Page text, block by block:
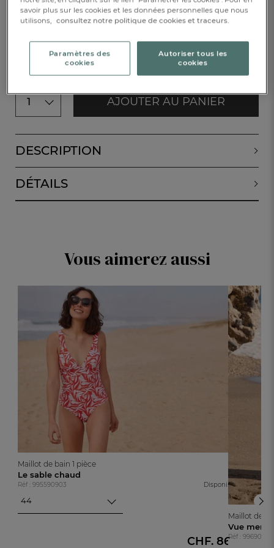
Disponible
CHF. 86.-
1 AJOUTER AU PANIER
DESCRIPTION
DÉTAILS
Vous aimerez aussi
Maillot de bain 1 pièce
Le sable chaud
Réf : 995590903 Disponible
44
CHF. 86.-
Maillot de
Vue mer
Réf :
savoir plus sur les cookies et les données personnelles que nous
utilisons, consultez notre politique de cookies et traceurs.
Paramètres des
cookies
Autoriser tous les
cookies